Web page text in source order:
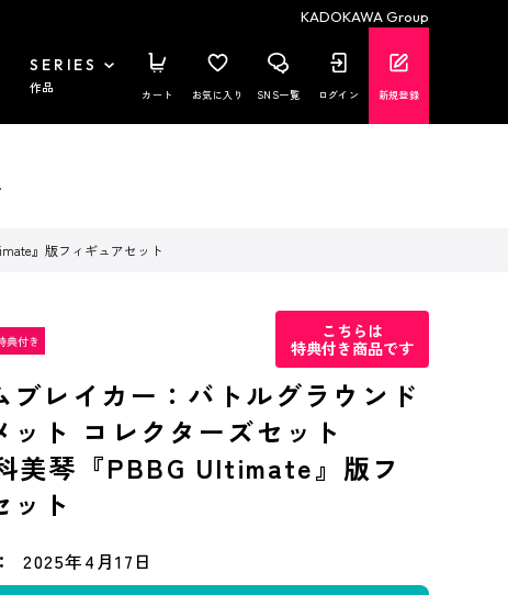
KADOKAWA Group
SERIES
作品 カート お気に入り SNS一覧 ログイン 新規登録
』版フィギュアセット
こちらは
特典付き商品です
ブレイカー：バトルグラウンド
ット コレクターズセット
美琴『PBBG Ultimate』版フ
ット
2025年4月17日